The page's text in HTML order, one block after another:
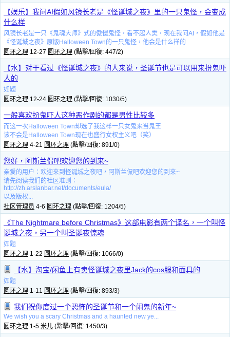
【娱乐】我问AI假如风镜长老是《怪诞城之夜》里的一只鬼怪，会变成
什么样
风镜长老是一只《鬼魂大师》式的傲慢鬼怪，看不起人类，现在我问AI，假如他是
《怪诞城之夜》原版Halloween Town的一只鬼怪，他会是什么样的
圆环之理 12-27 圆环之理 (點擊/回復: 447/2)
【水】对于看过《怪诞城之夜》的人来说，圣诞节也是可以用来扮鬼吓
人的
如题
圆环之理 12-24 圆环之理 (點擊/回復: 1030/5)
一般喜欢扮鬼吓人这种恶作剧的都是男性比较多
而这一次Halloween Town却选了我这样一只女鬼来当鬼王
该不会是Halloween Town现在也盛行女权主义吧（笑）
圆环之理 4-21 圆环之理 (點擊/回復: 891/0)
您好，阿斯兰侃吧欢迎您的到来~
亲爱的用户：欢迎来到怪诞城之夜吧，阿斯兰侃吧欢迎您的到来~
请先阅读我们的社区准则：
http://zh.arslanbar.net/documents/eula/
以及版权...
社区管理员 4-6 圆环之理 (點擊/回復: 1204/5)
《The Nightmare before Christmas》这部电影有两个译名，一个叫怪
诞城之夜，另一个叫圣诞夜惊魂
如题
圆环之理 1-22 圆环之理 (點擊/回復: 1066/0)
【水】淘宝/闲鱼上有卖怪诞城之夜里Jack的cos服和面具的
如题
圆环之理 1-11 圆环之理 (點擊/回復: 893/3)
我们祝你度过一个恐怖的圣诞节和一个闹鬼的新年~
We wish you a scary Christmas and a haunted new ye...
圆环之理 1-5 米儿 (點擊/回復: 1450/3)